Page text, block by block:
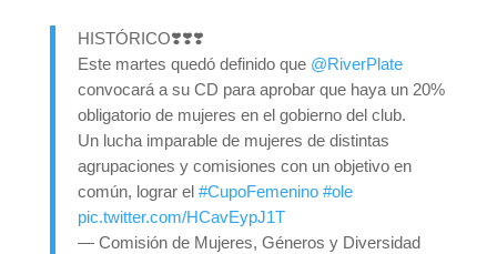
HISTÓRICO❣️❣️❣️
Este martes quedó definido que @RiverPlate
convocará a su CD para aprobar que haya un 20%
obligatorio de mujeres en el gobierno del club.
Un lucha imparable de mujeres de distintas
agrupaciones y comisiones con un objetivo en
común, lograr el #CupoFemenino #ole
pic.twitter.com/HCavEypJ1T
— Comisión de Mujeres, Géneros y Diversidad